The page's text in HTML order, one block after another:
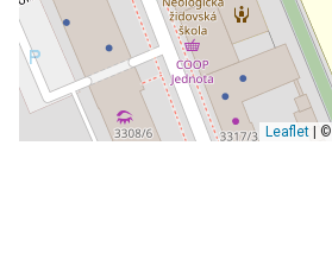
Leaflet| ©